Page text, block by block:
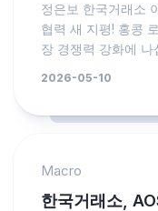
정은보 한국거래소
협력 새 지평! 홍콩
장 경쟁력 강화에 나
2026-05-10
Macro
한국거래소,